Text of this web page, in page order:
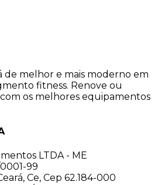
de melhor e mais moderno em
fitness. Renove ou
os melhores equipamentos
LTDA - ME
99
Ce, Cep 62.184-000